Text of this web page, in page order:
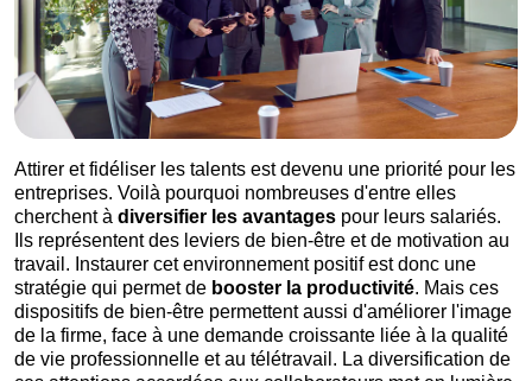
Attirer et fidéliser les talents est devenu une priorité pour les
entreprises. Voilà pourquoi nombreuses d'entre elles
cherchent à diversifier les avantages pour leurs salariés.
Ils représentent des leviers de bien-être et de motivation au
travail. Instaurer cet environnement positif est donc une
stratégie qui permet de booster la productivité. Mais ces
dispositifs de bien-être permettent aussi d'améliorer l'image
de la firme, face à une demande croissante liée à la qualité
de vie professionnelle et au télétravail. La diversification de